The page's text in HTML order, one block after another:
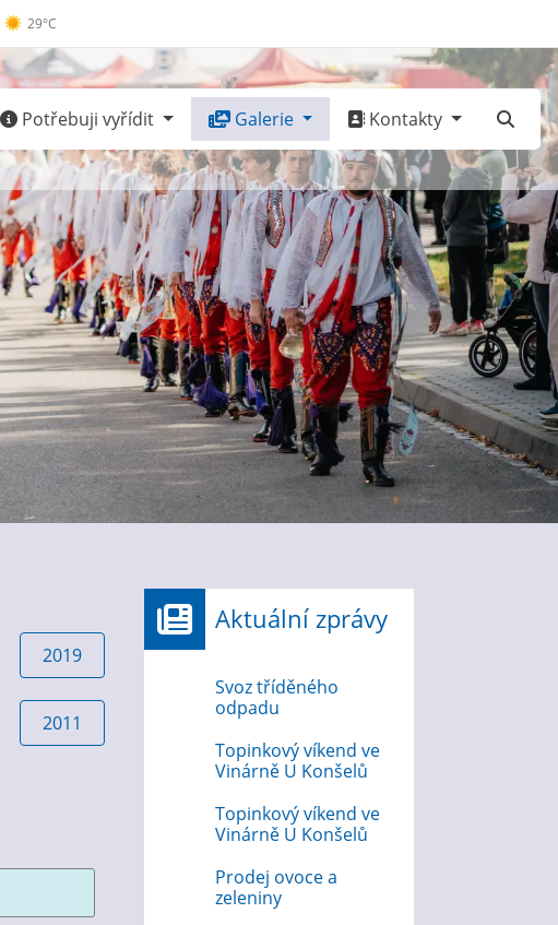
29°C
Potřebuji vyřídit Galerie Kontakty
2019
2011
Aktuální zprávy
Svoz tříděného
odpadu
Topinkový víkend ve
Vinárně U Konšelů
Topinkový víkend ve
Vinárně U Konšelů
Prodej ovoce a
zeleniny